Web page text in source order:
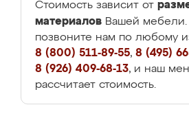
Стоимость зависит от
материалов Вашей мебели.
позвоните нам по любому
8 (800) 511-89-55, 8 (495)
8 (926) 409-68-13, и наш
рассчитает стоимость.